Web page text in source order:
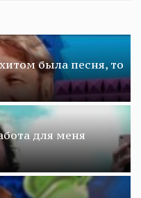
была песня, то
для меня